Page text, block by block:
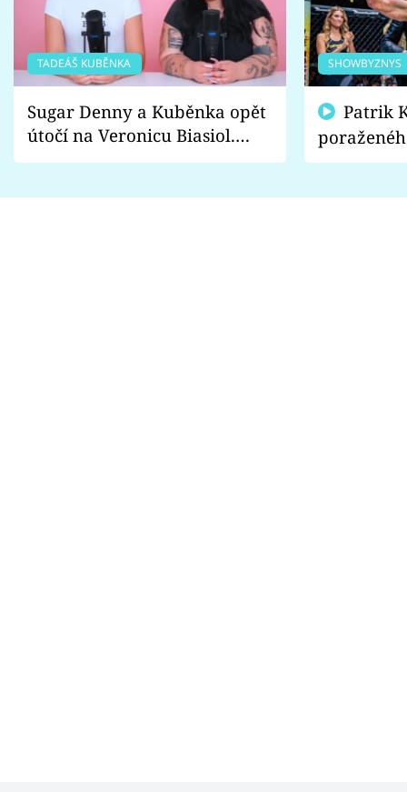
TADEÁŠ KUBĚNKA
Sugar Denny a Kuběnka opět
útočí na Veronicu Biasiol.
Proč je podle nich falešná a
SHOWBYZNYS
fanoušci